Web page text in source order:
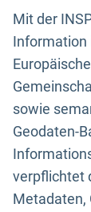
Mit der
Information
sowie
Geodaten-
verpflichtet
Metadaten,